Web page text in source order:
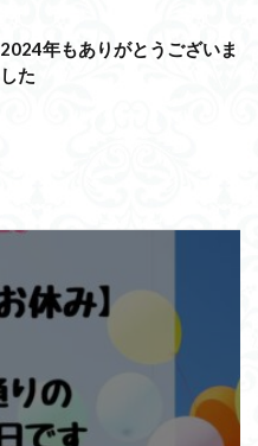
2024年もありがとうございま
した